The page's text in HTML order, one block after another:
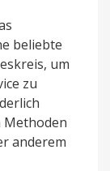
beliebte
um
zu
anderem